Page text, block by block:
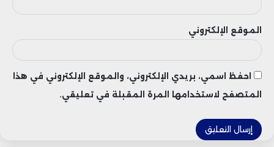
للأسهم، ما يعكس حالة تراجع السيولة وسط
المستثمرين خلال الفترة المذكورة.
الموقع الإلكتروني
احفظ اسمي، بريدي الإلكتروني، والموقع الإلكتروني في هذا
المتصفح لاستخدامها المرة المقبلة في تعليقي.